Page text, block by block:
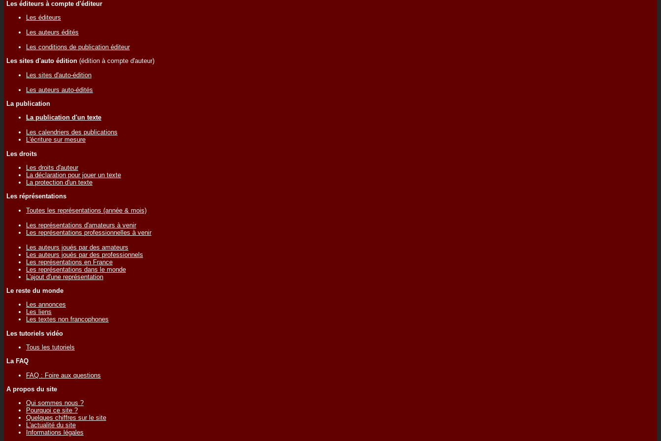
Les éditeurs à compte d'éditeur
Les éditeurs
Les auteurs édités
Les conditions de publication éditeur
Les sites d'auto édition (édition à compte d'auteur)
Les sites d'auto-édition
Les auteurs auto-édités
La publication
La publication d'un texte
Les calendriers des publications
L'écriture sur mesure
Les droits
Les droits d'auteur
La déclaration pour jouer un texte
La protection d'un texte
Les réprésentations
Toutes les représentations (année & mois)
Les représentations d'amateurs à venir
Les représentations professionnelles à venir
Les auteurs joués par des amateurs
Les auteurs joués par des professionnels
Les représentations en France
Les représentations dans le monde
L'ajout d'une représentation
Le reste du monde
Les annonces
Les liens
Les textes non francophones
Les tutoriels vidéo
Tous les tutoriels
La FAQ
FAQ : Foire aux questions
A propos du site
Qui sommes nous ?
Pourquoi ce site ?
Quelques chiffres sur le site
L'actualité du site
Informations légales